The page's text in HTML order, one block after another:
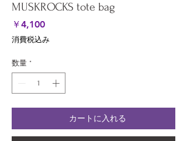
MUSKROCKS tote bag
￥4,100価
格
消費税込み
数量 *
カートに入れる